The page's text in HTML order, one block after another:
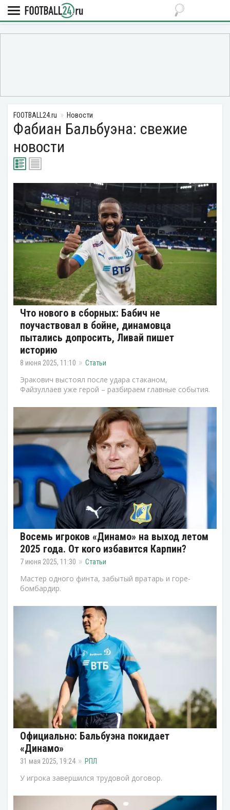
FOOTBALL24.ru Новости
Фабиан Бальбуэна: свежие
новости
Что нового в сборных: Бабич не
поучаствовал в бойне, динамовца
пытались допросить, Ливай пишет
историю
8 июня 2025, 11:10 Статьи
Эракович выстоял после удара стаканом,
Файзуллаев уже герой – разбираем главные события.
Восемь игроков «Динамо» на выход летом
2025 года. От кого избавится Карпин?
7 июня 2025, 11:30 Статьи
Мастер одного финта, забытый вратарь и горе-
бомбардир.
Официально: Бальбуэна покидает
«Динамо»
31 мая 2025, 19:24 РПЛ
У игрока завершился трудовой договор.